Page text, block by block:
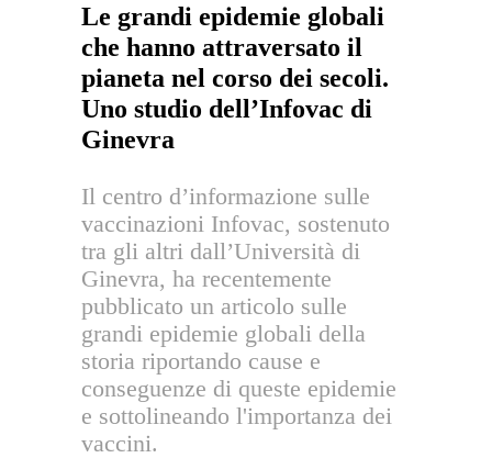
Le grandi epidemie globali
che hanno attraversato il
pianeta nel corso dei secoli.
Uno studio dell’Infovac di
Ginevra
Il centro d’informazione sulle
vaccinazioni Infovac, sostenuto
tra gli altri dall’Università di
Ginevra, ha recentemente
pubblicato un articolo sulle
grandi epidemie globali della
storia riportando cause e
conseguenze di queste epidemie
e sottolineando l'importanza dei
vaccini.